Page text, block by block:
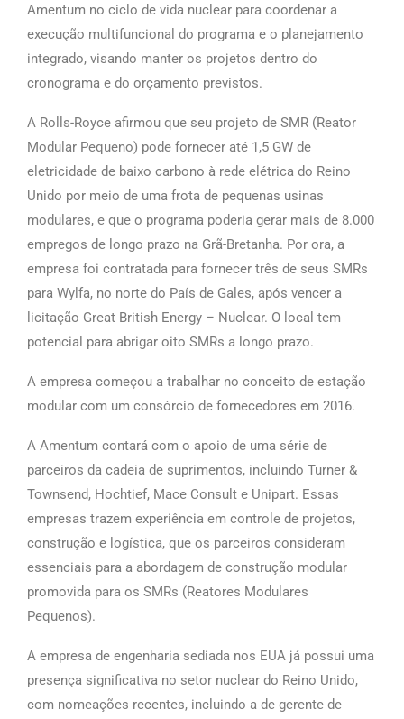
Amentum no ciclo de vida nuclear para coordenar a
execução multifuncional do programa e o planejamento
integrado, visando manter os projetos dentro do
cronograma e do orçamento previstos.
A Rolls-Royce afirmou que seu projeto de SMR (Reator
Modular Pequeno) pode fornecer até 1,5 GW de
eletricidade de baixo carbono à rede elétrica do Reino
Unido por meio de uma frota de pequenas usinas
modulares, e que o programa poderia gerar mais de 8.000
empregos de longo prazo na Grã-Bretanha. Por ora, a
empresa foi contratada para fornecer três de seus SMRs
para Wylfa, no norte do País de Gales, após vencer a
licitação Great British Energy – Nuclear. O local tem
potencial para abrigar oito SMRs a longo prazo.
A empresa começou a trabalhar no conceito de estação
modular com um consórcio de fornecedores em 2016.
A Amentum contará com o apoio de uma série de
parceiros da cadeia de suprimentos, incluindo Turner &
Townsend, Hochtief, Mace Consult e Unipart. Essas
empresas trazem experiência em controle de projetos,
construção e logística, que os parceiros consideram
essenciais para a abordagem de construção modular
promovida para os SMRs (Reatores Modulares
Pequenos).
A empresa de engenharia sediada nos EUA já possui uma
presença significativa no setor nuclear do Reino Unido,
com nomeações recentes, incluindo a de gerente de